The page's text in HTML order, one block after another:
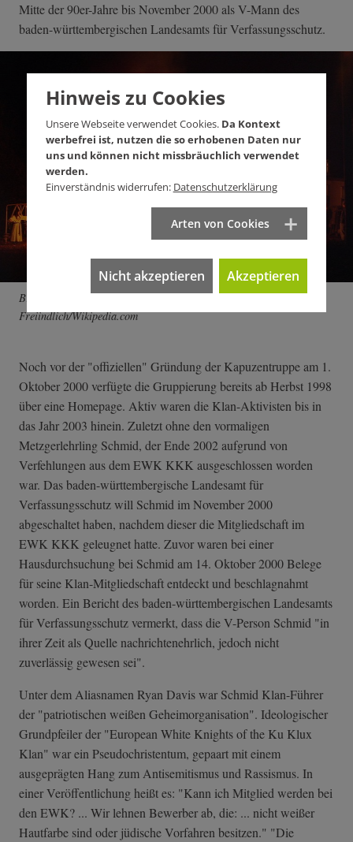
Mitte der 90er-Jahre bis November 2000 als V-Mann des
baden-württembergischen Landesamts für Verfassungsschutz.
Brennendes Kreuz als Symbol des Klans. Foto:
Freiindlich/Wikipedia.com
Noch vor der "offiziellen" Gründung der Kapuzentruppe am 1.
Oktober 2000 verfügte die Gruppierung bereits ab Herbst 1998
über eine Homepage. Aktiv waren die Klan-Aktivisten bis in
das Jahr 2003 hinein. Zuletzt ohne den vormaligen
Metzgerlehrling Schmid, der Ende 2002 aufgrund von
Verfehlungen aus dem EWK KKK ausgeschlossen worden
war. Das baden-württembergische Landesamt für
Verfassungsschutz will Schmid im November 2000
abgeschaltet haben, nachdem dieser die Mitgliedschaft im
EWK KKK geleugnet hatte. Zuvor waren bei einer
Hausdurchsuchung bei Schmid am 14. Oktober 2000 Belege
für seine Klan-Mitgliedschaft entdeckt und beschlagnahmt
worden. Ein Bericht des baden-württembergischen Landesamts
für Verfassungsschutz vermerkt, dass die V-Person Schmid "in
ihrer Zeit als Quelle nachrichtenehrlich, jedoch nicht
zuverlässig gewesen sei".
Unter dem Aliasnamen Ryan Davis war Schmid Klan-Führer
der "patriotischen weißen Geheimorganisation". Ideologischer
Grundpfeiler der "European White Knights of the Ku Klux
Klan" war ein Pseudochristentum, gepaart mit einem
ausgeprägten Hang zum Antisemitismus und Rassismus. In
einer Veröffentlichung heißt es: "Kann ich Mitglied werden bei
den EWK? ... Wir lehnen Bewerber ab, die: ... nicht weißer
Hautfarbe sind oder jüdische Vorfahren besitzen." "Die
Hinweis zu Cookies
Unsere Webseite verwendet Cookies. Da Kontext
werbefrei ist, nutzen die so erhobenen Daten nur
uns und können nicht missbräuchlich verwendet
werden.
Einverständnis widerrufen: Datenschutzerklärung
Arten von Cookies
Nicht akzeptieren Akzeptieren